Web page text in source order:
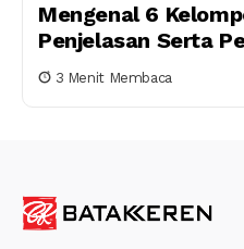
Mengenal 6
Penjelasan Serta
3 Menit Membaca